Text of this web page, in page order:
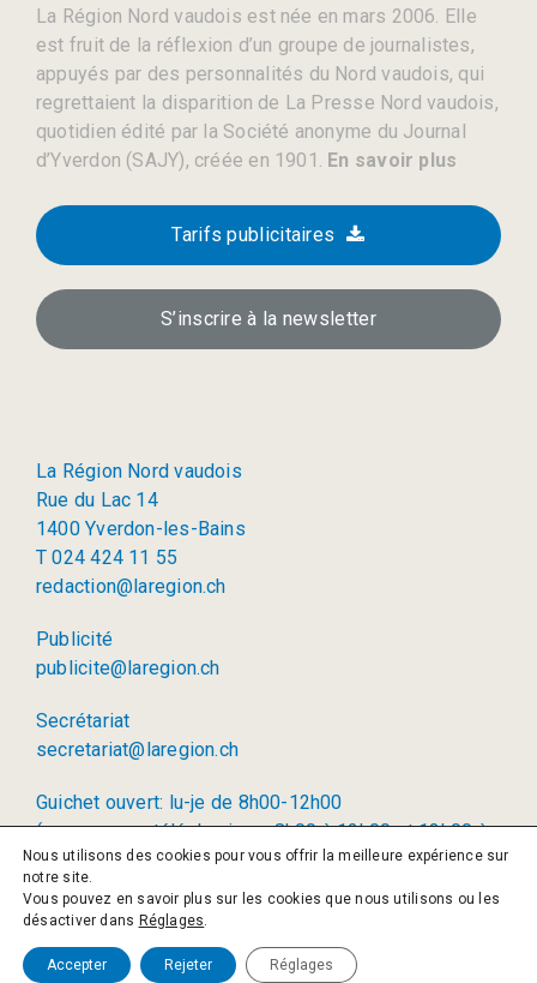
La Région Nord vaudois est née en mars 2006. Elle
est fruit de la réflexion d’un groupe de journalistes,
appuyés par des personnalités du Nord vaudois, qui
regrettaient la disparition de La Presse Nord vaudois,
quotidien édité par la Société anonyme du Journal
d’Yverdon (SAJY), créée en 1901. En savoir plus
Tarifs publicitaires
S’inscrire à la newsletter
La Région Nord vaudois
Rue du Lac 14
1400 Yverdon-les-Bains
T 024 424 11 55
redaction@laregion.ch
Publicité
publicite@laregion.ch
Secrétariat
secretariat@laregion.ch
Guichet ouvert: lu-je de 8h00-12h00
(permanence téléphonique: 8h00 à 12h00 et 13h00 à
17h00)
© 2026 La Région SA
Politique de confidentialité
Nous utilisons des cookies pour vous offrir la meilleure expérience sur
notre site.
Vous pouvez en savoir plus sur les cookies que nous utilisons ou les
désactiver dans Réglages.
Accepter Rejeter Réglages